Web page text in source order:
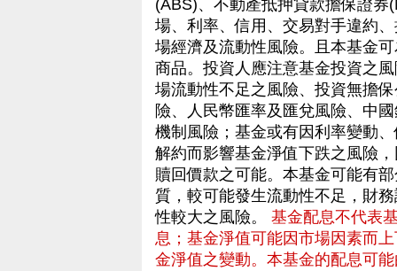
(ABS)、不動產抵押貸款擔保證
場、利率、信用、交易對手違約
場經濟及流動性風險。且本基金
商品。投資人應注意基金投資之
場流動性不足之風險、投資無擔
險、人民幣匯率及匯兌風險、中
機制風險；基金或有因利率變動
解約而影響基金淨值下跌之風險
贖回價款之可能。本基金可能有
質，較可能發生流動性不足，財
性較大之風險。 基金配息不代表
息；基金淨值可能因市場因素而
金淨值之變動。本基金的配息可